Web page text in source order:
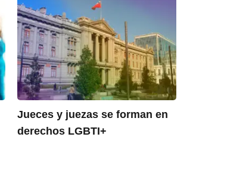
Jueces y juezas se forman en
derechos LGBTI+